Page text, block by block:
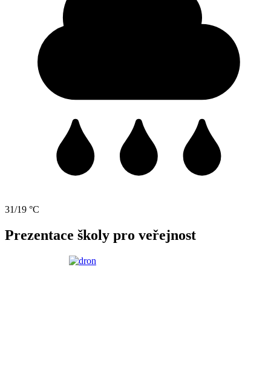
31/19 °C
Prezentace školy pro veřejnost